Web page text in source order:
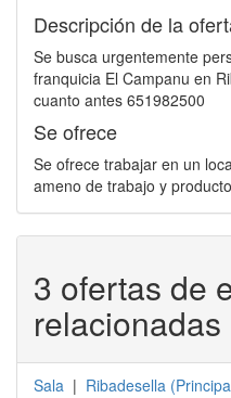
Descripción de la
Se busca urgentemente
franquicia El Campanu en
cuanto antes 651982500
Se ofrece
Se ofrece trabajar en un
ameno de trabajo y
3 ofertas de
relacionadas
Sala | Ribadesella (